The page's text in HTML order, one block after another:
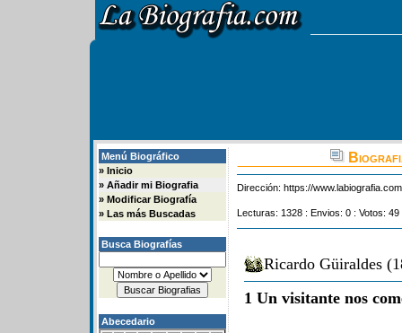
Menú Biográfico
» Inicio
» Añadir mi Biografia
» Modificar Biografía
» Las más Buscadas
Busca Biografías
Abecedario
Dirección: https://
Lecturas: 1328 : Envios: 0 : Votos:
Ricardo Güiraldes
1 Un visitante nos